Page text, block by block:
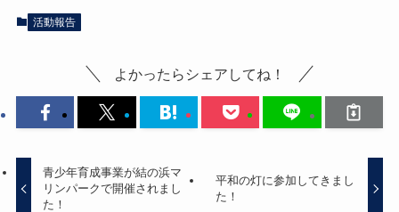
活動報告
よかったらシェアしてね！
青少年育成事業が結の浜マ
リンパークで開催されまし
た！
平和の灯に参加してきまし
た！